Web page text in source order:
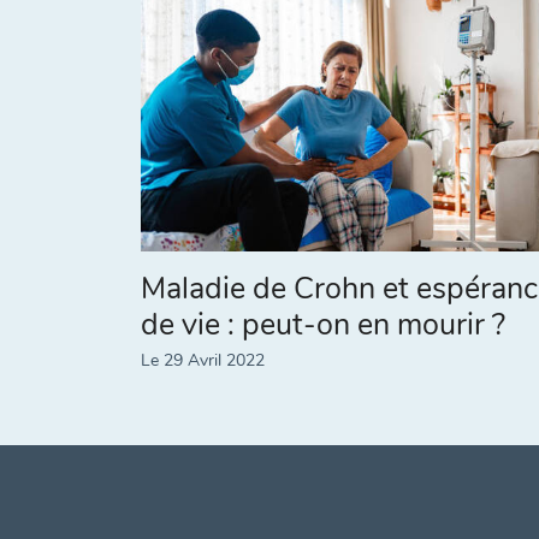
Maladie de Crohn et
de vie : peut-on en mourir ?
Le 29 Avril 2022